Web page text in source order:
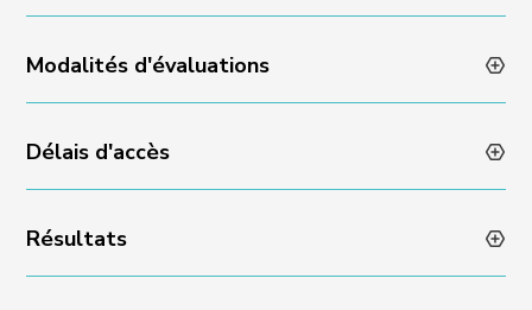
Animation des formations par des professionnels du
digital activité
Modalités d'évaluations
Évaluation des acquis en fin de formation via un quizz
ou un rendu de projet
Délais d'accès
Admissibilité sur dossier et échange avec l’équipe
Experience : réponse sous 48 heures
Résultats